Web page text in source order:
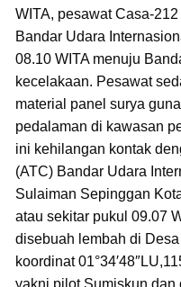
WITA, pesawat Casa-
Bandar Udara
08.10 WITA menuju
kecelakaan. Pesawat
material panel surya
pedalaman di kawasan
ini kehilangan kontak
(ATC) Bandar Udara
Sulaiman Sepinggan
atau sekitar pukul 09.07
disebuah lembah di
koordinat
yakni pilot Sumiskun dan